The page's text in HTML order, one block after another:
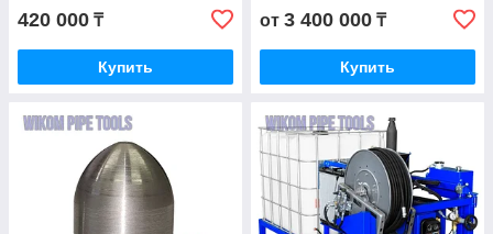
420 000 ₸
Купить
от 3 400 000 ₸
Купить